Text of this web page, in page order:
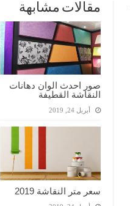
مقالات مشابهة
صور احدث الوان دهانات
النقاشة القطيفة
أبريل 24, 2019
سعر متر النقاشة 2019